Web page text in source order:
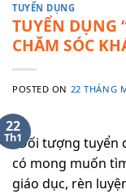
TUYỂN DỤNG
TUYỂN DỤNG
CHĂM SÓC
POSTED ON 22 THÁNG
22
Th1?Đối tượng tuyển
có mong muốn
giáo dục, rèn